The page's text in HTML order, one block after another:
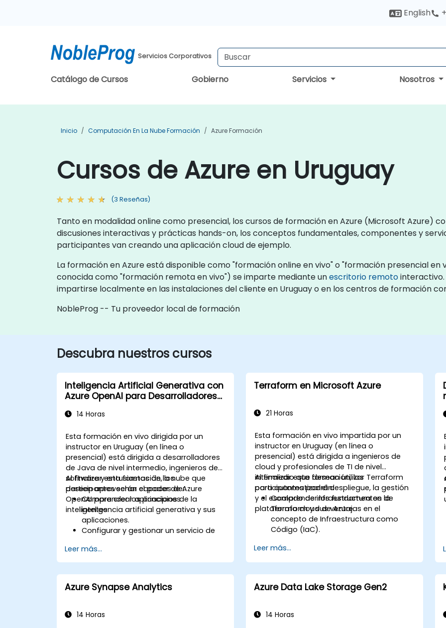
English
Servicios Corporativos
Catálogo de Cursos Gobierno Servicios Nosotros
Inicio Computación En La Nube Formación Azure Formación
Cursos de Azure en Uruguay
(3 Reseñas)
Tanto en modalidad online como presencial, los cursos de formación en Azure (Microsoft Azure)
discusiones interactivas y prácticas hands-on, los conceptos fundamentales, componentes y
participantes van creando una aplicación cloud de ejemplo.
La formación en Azure está disponible como "formación online en vivo" o "formación presencial en
conocida como "formación remota en vivo") se imparte mediante unescritorio remotointeractivo.
impartirse localmente en las instalaciones del cliente en Uruguay o en los centros de formación
NobleProg -- Tu proveedor local de formación
Descubra nuestros cursos
Inteligencia Artificial Generativa con
Azure OpenAI para Desarrolladores
14 Horas
Esta formación en vivo dirigida por un
instructor en Uruguay (en línea o
presencial) está dirigida a desarrolladores
de Java de nivel intermedio, ingenieros de
software y entusiastas de la nube que
deseen aprovechar el poder de Azure
OpenAI para crear aplicaciones
inteligentes.
Al finalizar esta formación, los
participantes serán capaces de:
Comprender los principios de la
inteligencia artificial generativa y sus
aplicaciones.
Configurar y gestionar un servicio de
Integrar modelos de OpenAI en
aplicaciones Java.
Desplegar características potenciadas
por IA dentro de aplicaciones web.
Leer más...
Terraform en Microsoft Azure
21 Horas
Esta formación en vivo impartida por un
instructor en Uruguay (en línea o
presencial) está dirigida a ingenieros de
cloud y profesionales de TI de nivel
intermedio que desean utilizar Terraform
para automatizar el despliegue, la gestión
y el escalado de infraestructura en la
plataforma cloud de Azure.
Al finalizar esta formación, los
participantes podrán:
Comprender los fundamentos de
Terraform y sus ventajas en el
concepto de Infraestructura como
Código (IaC).
entornos de Azure.
Desarrollar, probar y desplegar
Terraform para diversos servicios de
Azure.
escalar los recursos de Azure.
Leer más...
Azure Synapse Analytics
14 Horas
Azure Data Lake Storage Gen2
14 Horas